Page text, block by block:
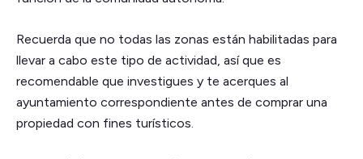
Recuerda que no todas las zonas están habilitadas para
llevar a cabo este tipo de actividad, así que es
recomendable que investigues y te acerques al
ayuntamiento correspondiente antes de comprar una
propiedad con fines turísticos.